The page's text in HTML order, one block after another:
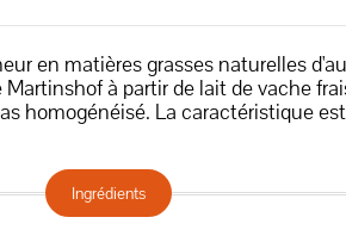
en matières grasses naturelles
à partir de lait de vache
homogénéisé. La caractéristique
Ingrédients